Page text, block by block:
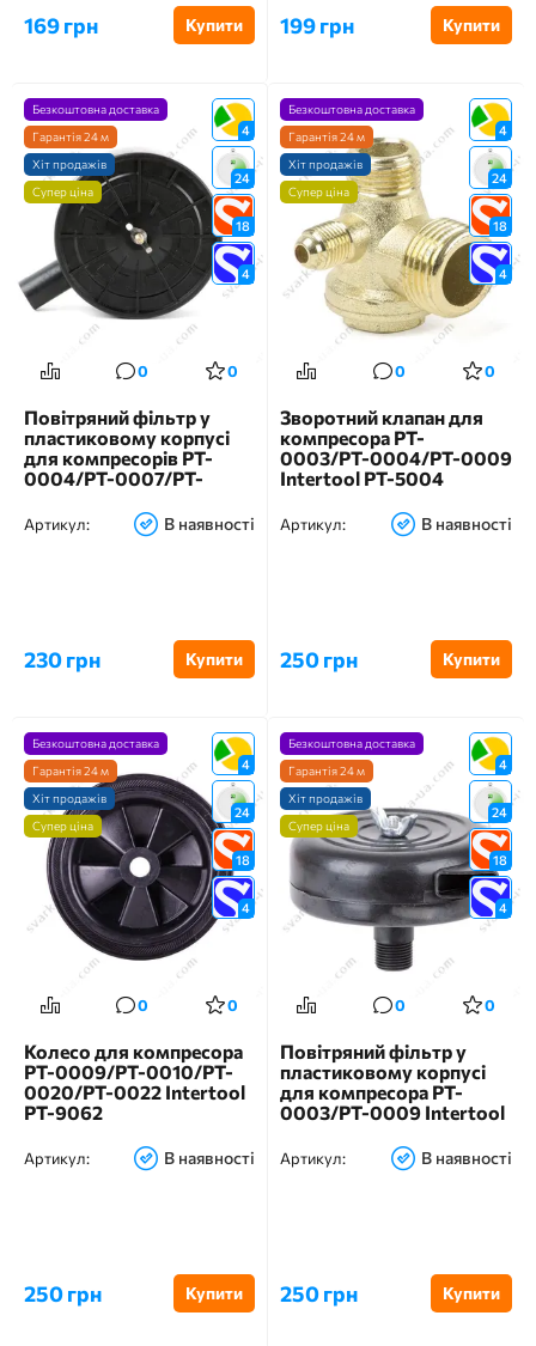
169 грн Купити 199 грн Купити
4
24
18
4
Безкоштовна доставка
Гарантія 24 м
Хіт продажів
Супер ціна
0 0
Повітряний фільтр у
пластиковому корпусі
для компресорів PT-
0004/PT-0007/PT-
0014/PT-0020/PT-0036
Intertool PT-9081
Артикул: В наявності
230 грн Купити
4
24
18
4
Безкоштовна доставка
Гарантія 24 м
Хіт продажів
Супер ціна
0 0
Зворотний клапан для
компресора PT-
0003/PT-0004/PT-0009
Intertool PT-5004
Артикул: В наявності
250 грн Купити
4
24
18
4
Безкоштовна доставка
Гарантія 24 м
Хіт продажів
Супер ціна
0 0
Колесо для компресора
PT-0009/PT-0010/PT-
0020/PT-0022 Intertool
PT-9062
Артикул: В наявності
250 грн Купити
4
24
18
4
Безкоштовна доставка
Гарантія 24 м
Хіт продажів
Супер ціна
0 0
Повітряний фільтр у
пластиковому корпусі
для компресора PT-
0003/PT-0009 Intertool
Артикул: В наявності
250 грн Купити